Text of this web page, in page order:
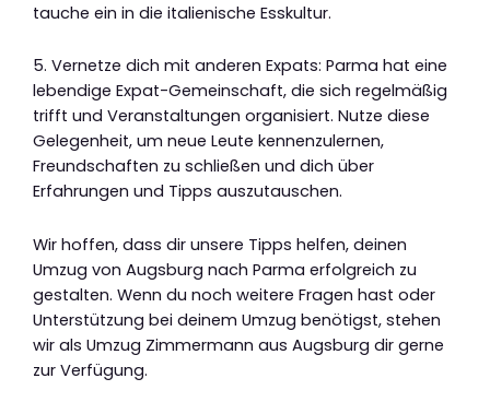
tauche ein in die italienische Esskultur.
5. Vernetze dich mit anderen Expats: Parma hat eine
lebendige Expat-Gemeinschaft, die sich regelmäßig
trifft und Veranstaltungen organisiert. Nutze diese
Gelegenheit, um neue Leute kennenzulernen,
Freundschaften zu schließen und dich über
Erfahrungen und Tipps auszutauschen.
Wir hoffen, dass dir unsere Tipps helfen, deinen
Umzug von Augsburg nach Parma erfolgreich zu
gestalten. Wenn du noch weitere Fragen hast oder
Unterstützung bei deinem Umzug benötigst, stehen
wir als Umzug Zimmermann aus Augsburg dir gerne
zur Verfügung.